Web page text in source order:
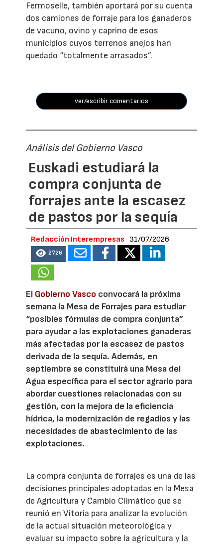
Fermoselle, también aportará por su cuenta
dos camiones de forraje para los ganaderos
de vacuno, ovino y caprino de esos
municipios cuyos terrenos anejos han
quedado “totalmente arrasados”.
ver/escribir comentarios
Análisis del Gobierno Vasco
Euskadi estudiará la
compra conjunta de
forrajes ante la escasez
de pastos por la sequía
Redacción Interempresas 31/07/2026
2726
El Gobierno Vasco convocará la próxima
semana la Mesa de Forrajes para estudiar
“posibles fórmulas de compra conjunta”
para ayudar a las explotaciones ganaderas
más afectadas por la escasez de pastos
derivada de la sequía. Además, en
septiembre se constituirá una Mesa del
Agua específica para el sector agrario para
abordar cuestiones relacionadas con su
gestión, con la mejora de la eficiencia
hídrica, la modernización de regadíos y las
necesidades de abastecimiento de las
explotaciones.
La compra conjunta de forrajes es una de las
decisiones principales adoptadas en la Mesa
de Agricultura y Cambio Climático que se
reunió en Vitoria para analizar la evolución
de la actual situación meteorológica y
evaluar su impacto sobre la agricultura y la